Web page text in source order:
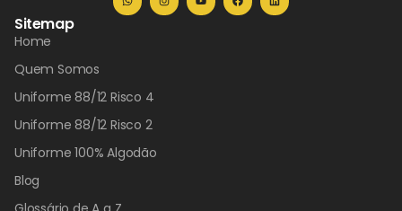
Sitemap
Home
Quem Somos
Uniforme 88/12 Risco 4
Uniforme 88/12 Risco 2
Uniforme 100% Algodão
Blog